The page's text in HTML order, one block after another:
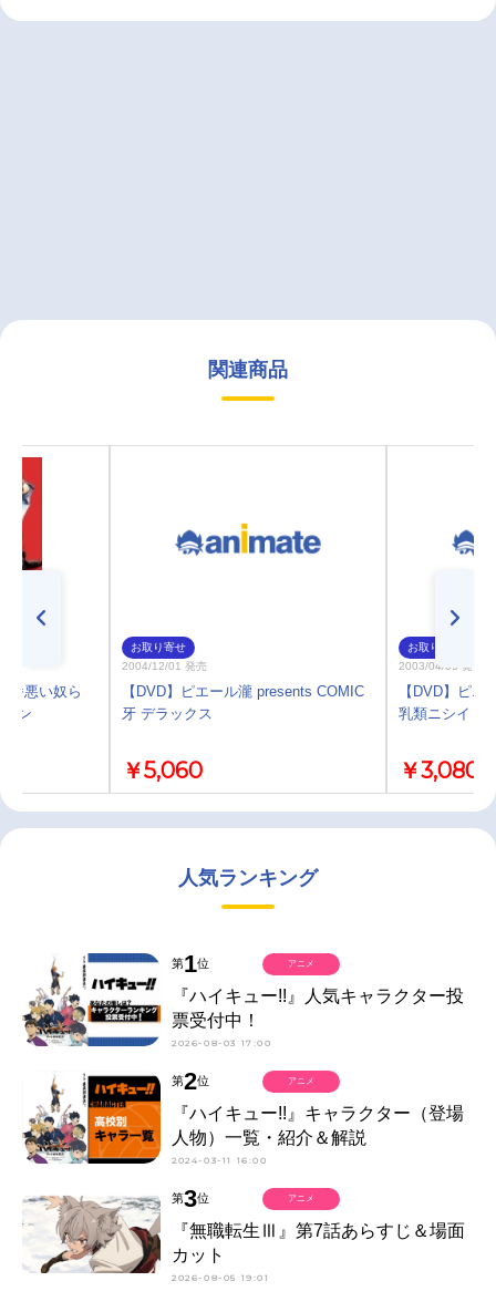
関連商品
番悪い奴ら
ン
お取り寄せ
2004/12/01 発売
【DVD】ピエール瀧 presents COMIC
牙 デラックス
￥5,060
お取り寄せ
2003/04/09 発売
【DVD】ピ
乳類ニシイ
￥3,080
人気ランキング
第1位
『ハイキュー!!』人気キャラクター投
票受付中！
2026-08-03 17:00
アニメ
第2位
『ハイキュー!!』キャラクター（登場
人物）一覧・紹介＆解説
2024-03-11 16:00
アニメ
第3位
『無職転生Ⅲ』第7話あらすじ＆場面
カット
2026-08-05 19:01
アニメ